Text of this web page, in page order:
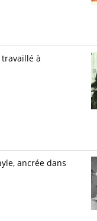
à
ancrée dans